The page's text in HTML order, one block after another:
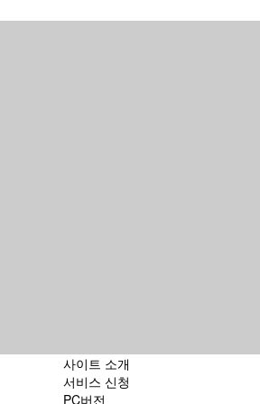
사이트 소개
서비스 신청
PC버전